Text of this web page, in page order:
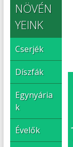
NÖVÉN
YEINK
Cserjék
Díszfák
Egynyária
k
Évelők